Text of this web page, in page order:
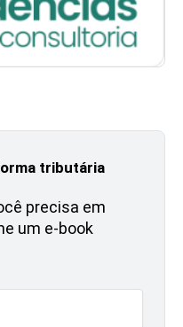
tributária
precisa em
um e-book